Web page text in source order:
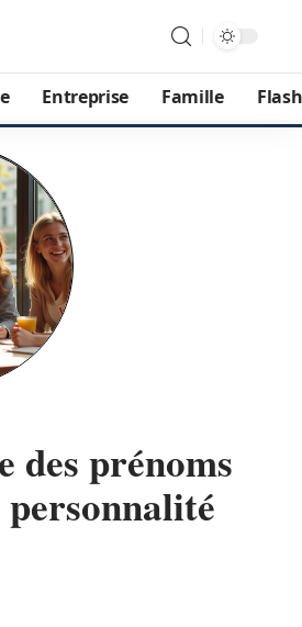
Entreprise Famille
des prénoms